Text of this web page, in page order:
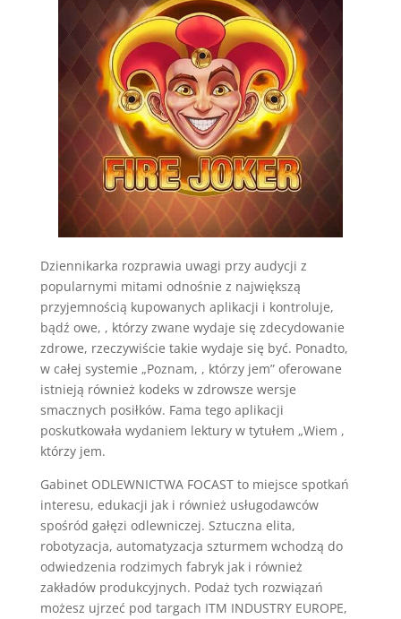
Dziennikarka rozprawia uwagi przy audycji z
popularnymi mitami odnośnie z największą
przyjemnością kupowanych aplikacji i kontroluje,
bądź owe, , którzy zwane wydaje się zdecydowanie
zdrowe, rzeczywiście takie wydaje się być. Ponadto,
w całej systemie „Poznam, , którzy jem” oferowane
istnieją również kodeks w zdrowsze wersje
smacznych posiłków. Fama tego aplikacji
poskutkowała wydaniem lektury w tytułem „Wiem ,
którzy jem.
Gabinet ODLEWNICTWA FOCAST to miejsce spotkań
interesu, edukacji jak i również usługodawców
spośród gałęzi odlewniczej. Sztuczna elita,
robotyzacja, automatyzacja szturmem wchodzą do
odwiedzenia rodzimych fabryk jak i również
zakładów produkcyjnych. Podaż tych rozwiązań
możesz ujrzeć pod targach ITM INDUSTRY EUROPE,